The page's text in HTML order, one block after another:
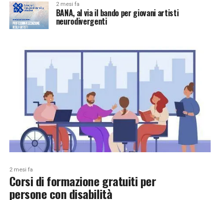
2 mesi fa
BANA, al via il bando per giovani artisti
neurodivergenti
2 mesi fa
Corsi di formazione gratuiti per
persone con disabilità